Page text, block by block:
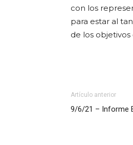
con los
para estar al
de los
Artículo anterior
9/6/21 – Informe